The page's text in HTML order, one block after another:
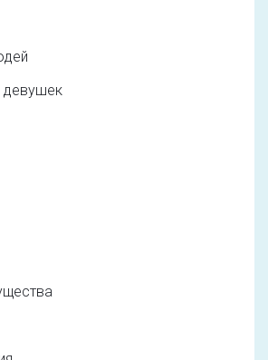
девушек